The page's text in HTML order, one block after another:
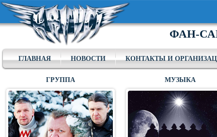
ФАН-
ГЛАВНАЯ НОВОСТИ КОНТАКТЫ И
ГРУППА МУЗЫКА